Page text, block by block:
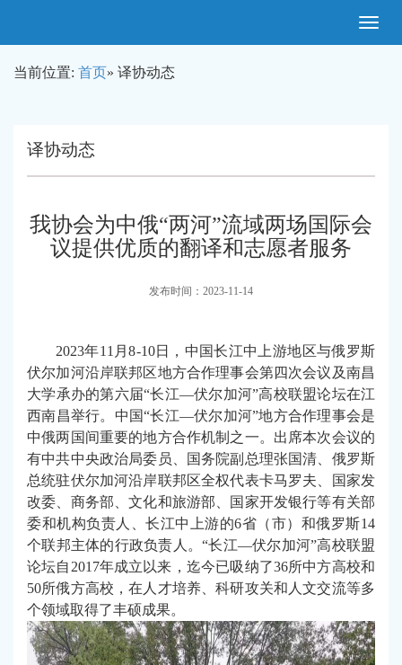
Toggle
当前位置: 首页» 译协动态
译协动态
我协会为中俄“两河”流域两场国际会
议提供优质的翻译和志愿者服务
发布时间：2023-11-14
2023年11月8-10日 ，中国长江中上游地区与俄罗斯
伏尔加河沿岸联邦区地方合作理事会第四次会议及南昌
大学承办的第六届“长江—伏尔加河”高校联盟论坛在江
西南昌举行。 中国“长江—伏尔加河”地方合作理事会是
中俄两国间重要的地方合作机制之一。出席本次会议的
有中共中央政治局委员、国务院副总理张国清、俄罗斯
总统驻伏尔加河沿岸联邦区全权代表卡马罗夫、国家发
改委、商务部、文化和旅游部、国家开发银行等有关部
委和机构负责人、长江中上游的6省（市）和俄罗斯14
个联邦主体的行政负责人。“长江—伏尔加河”高校联盟
论坛自2017年成立以来，迄今已吸纳了36所中方高校和
50所俄方高校，在人才培养、科研攻关和人文交流等多
个领域取得了丰硕成果。